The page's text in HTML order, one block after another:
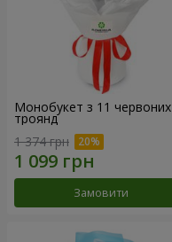
Монобукет з 11 червоних
троянд
1 374 грн
Замовити